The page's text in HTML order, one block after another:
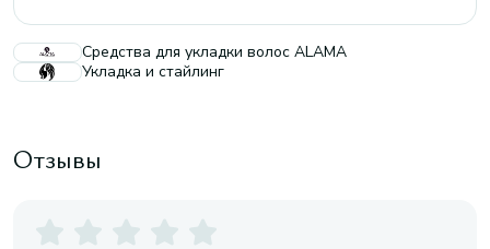
Средства для укладки волос ALAMA
Укладка и стайлинг
Отзывы